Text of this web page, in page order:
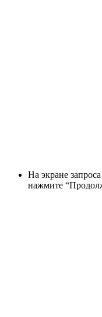
На экране
нажмите